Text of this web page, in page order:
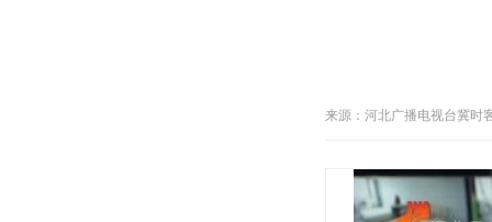
来源： 河北广播电视台冀时